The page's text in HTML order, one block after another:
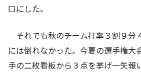
口にした。
それでも秋のチーム打率３割９分
には倒れなかった。今夏の選手権大
手の二枚看板から３点を挙げ一矢報